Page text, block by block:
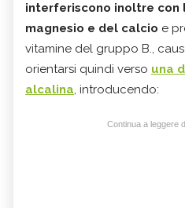
interferiscono inoltre con
magnesio e del calcio e
vitamine del gruppo B.,
orientarsi quindi verso una
alcalina, introducendo:
Continua a leggere